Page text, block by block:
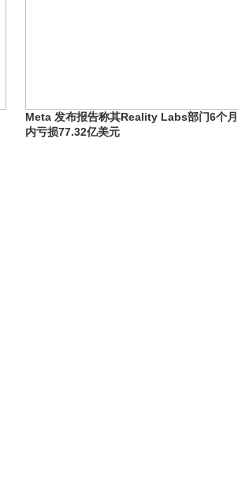
Meta 发布报告称其Reality Labs部门6个月
内亏损77.32亿美元